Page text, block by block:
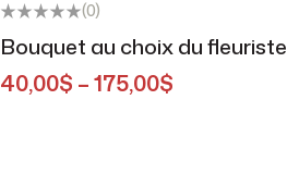
(0)
Bouquet au choix du fleuriste
40,00$ –175,00$